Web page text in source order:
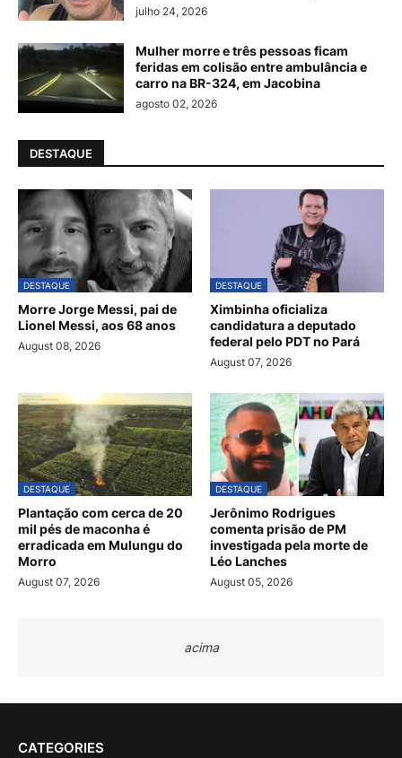
julho 24, 2026
Mulher morre e três pessoas ficam
feridas em colisão entre ambulância e
carro na BR-324, em Jacobina
agosto 02, 2026
DESTAQUE
DESTAQUE
Morre Jorge Messi, pai de
Lionel Messi, aos 68 anos
August 08, 2026
DESTAQUE
Ximbinha oficializa
candidatura a deputado
federal pelo PDT no Pará
August 07, 2026
DESTAQUE
Plantação com cerca de 20
mil pés de maconha é
erradicada em Mulungu do
Morro
August 07, 2026
DESTAQUE
Jerônimo Rodrigues
comenta prisão de PM
investigada pela morte de
Léo Lanches
August 05, 2026
acima
CATEGORIES